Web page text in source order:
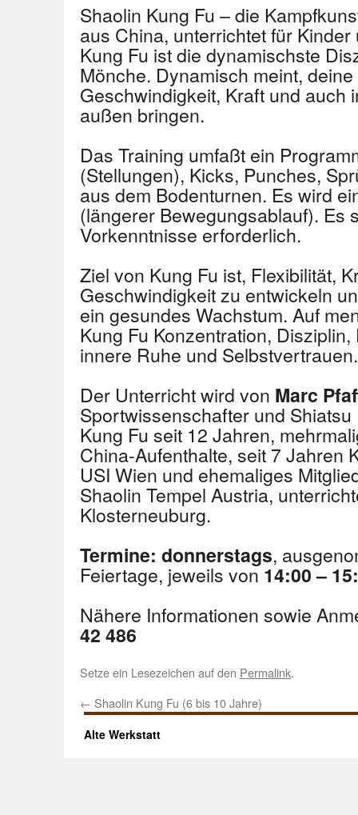
Shaolin Kung Fu – die
aus China, unterrichtet für
Kung Fu ist die dynamischste
Mönche. Dynamisch meint,
Geschwindigkeit, Kraft und auch
außen bringen.
Das Training umfaßt ein
(Stellungen), Kicks, Punches,
aus dem Bodenturnen. Es wird
(längerer Bewegungsablauf). Es
Vorkenntnisse erforderlich.
Ziel von Kung Fu ist, Flexibilität,
Geschwindigkeit zu entwickeln
ein gesundes Wachstum. Auf
Kung Fu Konzentration,
innere Ruhe und Selbstvertrauen.
Der Unterricht wird von Marc
Sportwissenschafter und
Kung Fu seit 12 Jahren,
China-Aufenthalte, seit 7 Jahren
USI Wien und ehemaliges
Shaolin Tempel Austria,
Klosterneuburg.
Termine: donnerstags,
Feiertage, jeweils von14:00 –
Nähere Informationen sowie
42 486
Setze ein Lesezeichen auf den Permalink.
← Shaolin Kung Fu (6 bis 10 Jahre)
Alte Werkstatt